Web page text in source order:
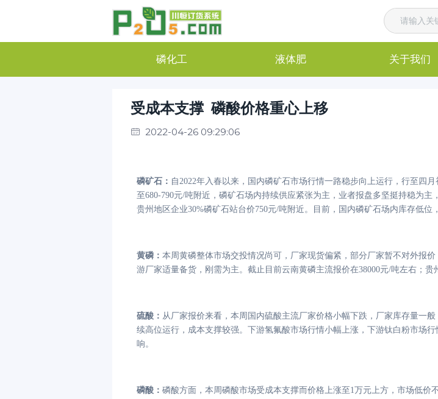
磷化工 液体肥 关于我们
受成本支撑 磷酸价格重心上移
2022-04-26 09:29:06
磷矿石 ： 自 2022年入春以来，国内磷矿石市场行情一路稳步向上运行，行至四
至680-790元/吨附近，磷矿石场内持续供应紧张为主，业者报盘多坚挺持稳为
贵州地区企业30%磷矿石站台价750元/吨附近。目前，国内磷矿石场内库存低位
黄磷 ： 本周黄磷整体市场交投情况尚可，厂家现货偏紧，部分厂家暂不对外报
游厂家适量备货，刚需为主。截止目前云南黄磷主流报价在38000元/吨左右；贵
硫酸 ： 从厂家报价来看，本周国内硫酸主流厂家价格小幅下跌，厂家库存量一
续高位运行，成本支撑较强。下游氢氟酸市场行情小幅上涨，下游钛白粉市场
响。
磷酸： 磷酸方面，本周磷酸市场受成本支撑而价格上涨至 1万元上方，市场低价